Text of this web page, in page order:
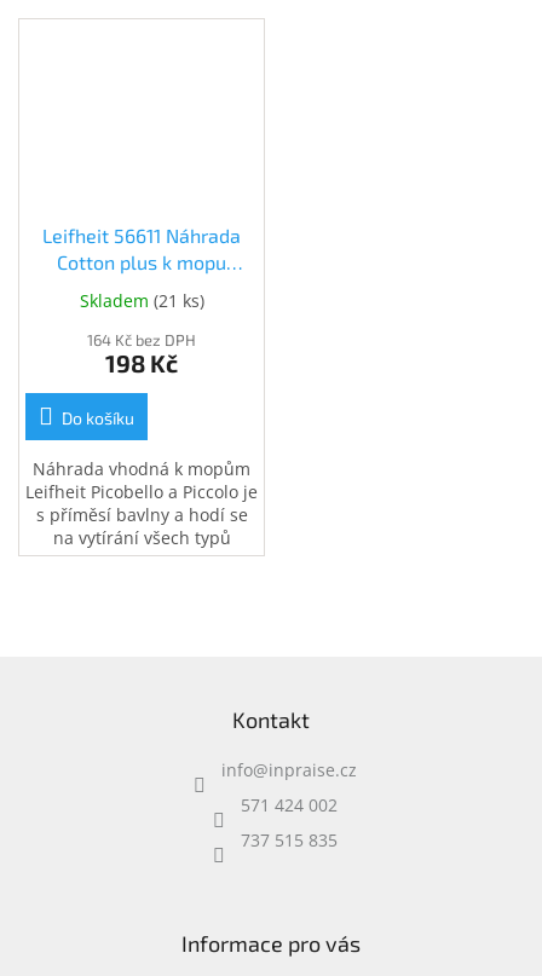
Leifheit 56611 Náhrada
Cotton plus k mopu
Picobello S (56611)
Skladem (21 ks)
164 Kč bez DPH
198 Kč
Do košíku
Náhrada vhodná k mopům
Leifheit Picobello a Piccolo je
s příměsí bavlny a hodí se
na vytírání všech typů
podlah, zejména dlaždic a
Kontakt
info@inpraise.cz
571 424 002
737 515 835
Informace pro vás